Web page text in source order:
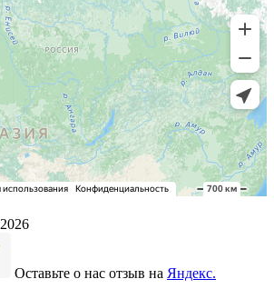
2026
Оставьте о нас отзыв на Яндекс.